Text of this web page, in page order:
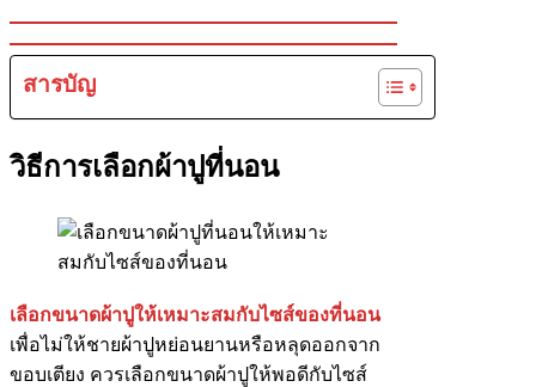
สารบัญ
วิธีการเลือกผ้าปูที่นอน
เลือกขนาดผ้าปูให้เหมาะสมกับไซส์ของที่นอน
เพื่อไม่ให้ชายผ้าปูหย่อนยานหรือหลุดออกจาก
ขอบเตียง ควรเลือกขนาดผ้าปูให้พอดีกับไซส์